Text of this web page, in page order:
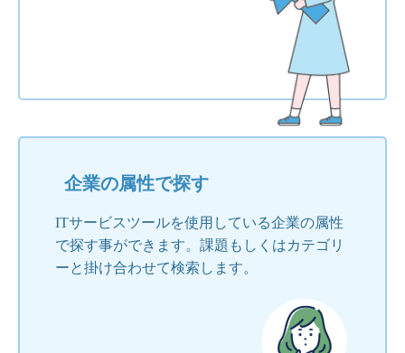
企業の属性で探す
ITサービスツールを使用している企業の属性
で探す事ができます。課題もしくはカテゴリ
ーと掛け合わせて検索します。